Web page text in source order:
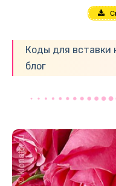
Коды для вставки
блог